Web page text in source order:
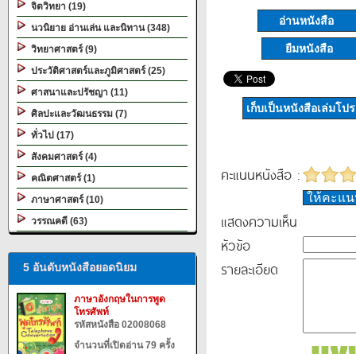
จิตวิทยา (19)
นวนิยาย อ่านเล่น และนิทาน (348)
วิทยาศาสตร์ (9)
ประวัติศาสตร์และภูมิศาสตร์ (25)
ศาสนาและปรัชญา (11)
ศิลปะและวัฒนธรรม (7)
ทั่วไป (17)
สังคมศาสตร์ (4)
คณิตศาสตร์ (1)
ภาษาศาสตร์ (10)
วรรณคดี (63)
5 อันดับหนังสือยอดนิยม
ภาษาอังกฤษในการพูด
โทรศัพท์
รหัสหนังสือ 02008068
จำนวนที่เปิดอ่าน 79 ครั้ง
อ่านหนังสือ
ยืมหนังสือ
เก็บเป็นหนังสือเล่มโป
คะแนนหนังสือ :
ให้คะแ
แสดงความเห็น
หัวข้อ
รายละเอียด